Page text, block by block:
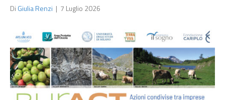
Di Giulia Renzi | 7 Luglio 2026